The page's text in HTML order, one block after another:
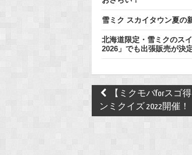
雪ミク スカイタウン夏の
北海道限定・雪ミクのス
2026」でも出張販売が決
Post
navigation
【ミクモバforスゴ
ンミクイズ 2022開催！